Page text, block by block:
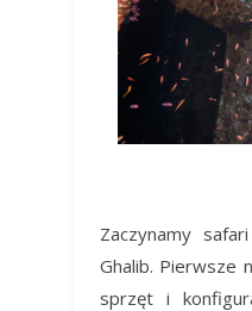
Zaczynamy
Ghalib. Pierwsze
sprzęt i